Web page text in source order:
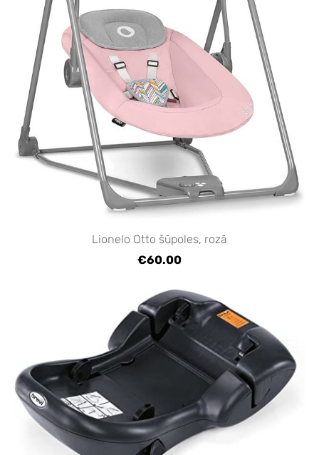
Lionelo Otto šūpoles, rozā
€60.00